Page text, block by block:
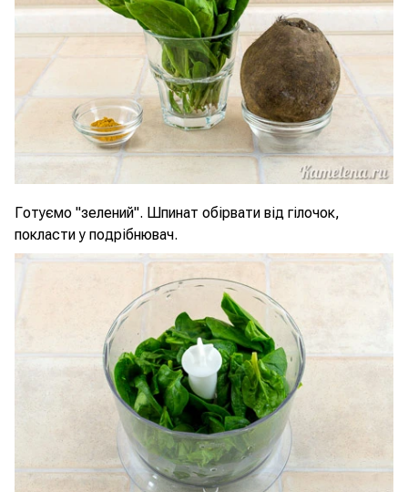
Готуємо "зелений". Шпинат обірвати від гілочок,
покласти у подрібнювач.